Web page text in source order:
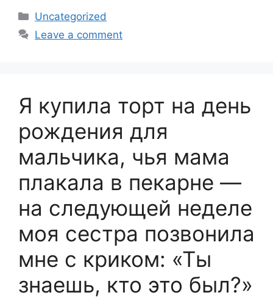
Categories
Uncategorized
Leave a comment
Я купила торт на день
рождения для
мальчика, чья мама
плакала в пекарне —
на следующей неделе
моя сестра позвонила
мне с криком: «Ты
знаешь, кто это был?»